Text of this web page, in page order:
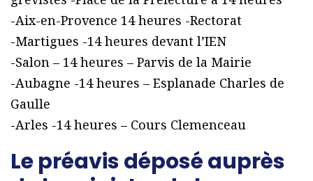
-Aix-en-Provence 14 heures -Rectorat
-Martigues -14 heures devant l’IEN
-Salon – 14 heures – Parvis de la Mairie
-Aubagne -14 heures – Esplanade Charles de
Gaulle
-Arles -14 heures – Cours Clemenceau
Le préavis déposé auprès